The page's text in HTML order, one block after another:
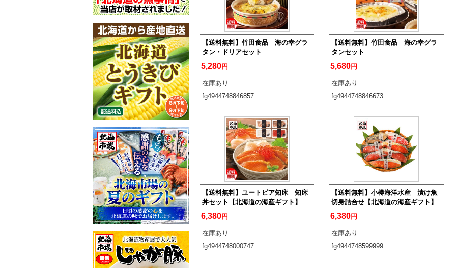
【送料無料】竹田食品 海の幸グラ
タン・ドリアセット
5,280円
在庫あり
fg4944748846857
【送料無料】竹田食品 海の幸グラ
タンセット
5,680円
在庫あり
fg4944748846673
【送料無料】ユートピア知床 知床
丼セット【北海道の海産ギフト】
6,380円
在庫あり
fg4944748000747
【送料無料】小樽海洋水産 漬け魚
切身詰合せ【北海道の海産ギフト】
6,380円
在庫あり
fg4944748599999